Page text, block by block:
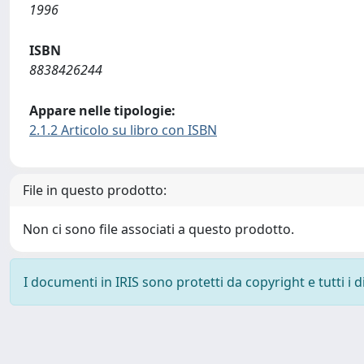
1996
ISBN
8838426244
Appare nelle tipologie:
2.1.2 Articolo su libro con ISBN
File in questo prodotto:
Non ci sono file associati a questo prodotto.
I documenti in IRIS sono protetti da copyright e tutti i